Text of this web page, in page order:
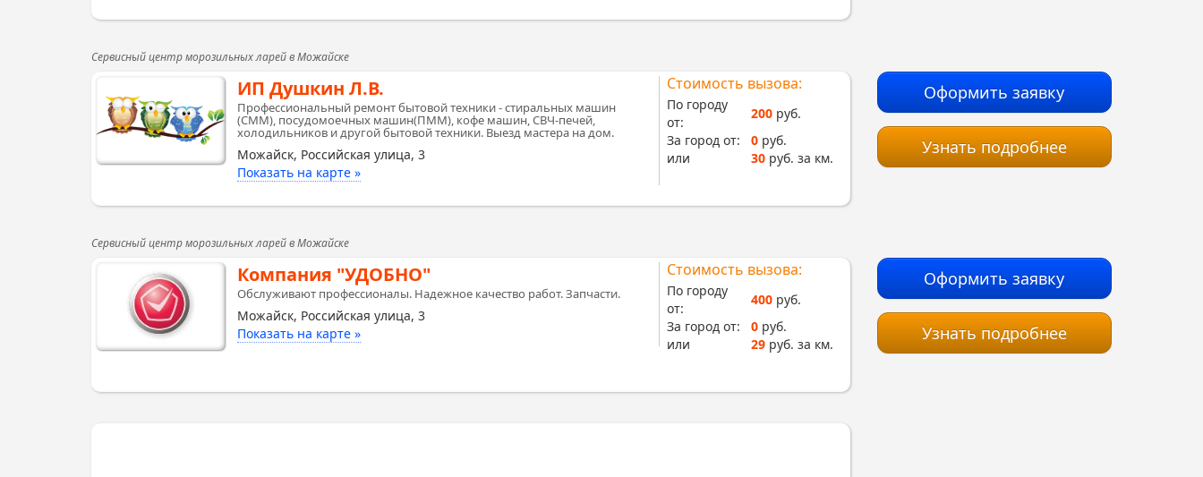
Сервисный центр морозильных ларей в Можайске
ИП Душкин Л.В.
Профессиональный ремонт бытовой техники - стиральных машин
(СММ), посудомоечных машин(ПММ), кофе машин, СВЧ-печей,
холодильников и другой бытовой техники. Выезд мастера на дом.
Можайск, Российская улица, 3
Показать на карте »
Стоимость вызова:
По городу
от:
200руб.
За город от:
0руб.
или
30руб. за км.
Оформить заявку
Узнать подробнее
Сервисный центр морозильных ларей в Можайске
Компания "УДОБНО"
Обслуживают профессионалы. Надежное качество работ. Запчасти.
Можайск, Российская улица, 3
Показать на карте »
Стоимость вызова:
По городу
от:
400руб.
За город от:
0руб.
или
29руб. за км.
Оформить заявку
Узнать подробнее